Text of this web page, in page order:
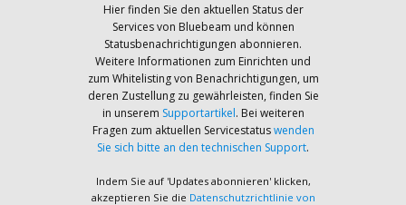
Hier finden Sie den aktuellen Status der
Services von Bluebeam und können
Statusbenachrichtigungen abonnieren.
Weitere Informationen zum Einrichten und
zum Whitelisting von Benachrichtigungen, um
deren Zustellung zu gewährleisten, finden Sie
in unserem Supportartikel. Bei weiteren
Fragen zum aktuellen Servicestatuswenden
Sie sich bitte an den technischen Support.
Indem Sie auf 'Updates abonnieren' klicken,
akzeptieren Sie die Datenschutzrichtlinie von